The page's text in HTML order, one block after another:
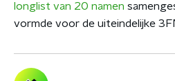
longlist van 20 namen
vormde voor de uiteindelijke